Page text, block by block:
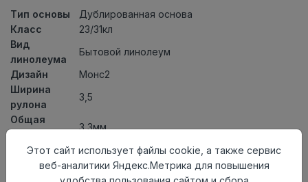
Тип основы
Дублированная основа
Класс
23/31кл
Вид
линолеума
Бытовой линолеум
Дизайн
Монс2
Ширина
рулона
3,5
Общая
3,3мм
Толщина
защитного
0,30мм
Этот сайт использует файлы cookie, а также сервис
веб-аналитики Яндекс.Метрика для повышения